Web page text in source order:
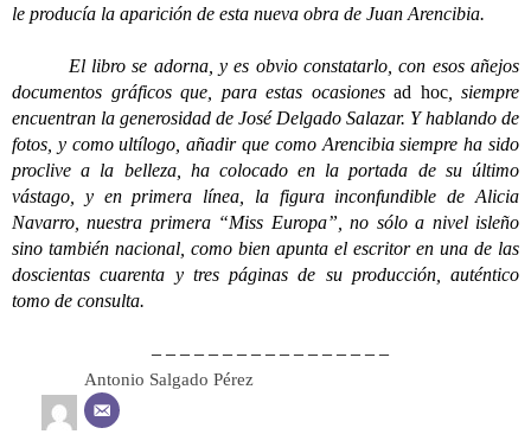
le producía la aparición de esta nueva obra de Juan Arencibia.
El libro se adorna, y es obvio constatarlo, con esos añejos
documentos gráficos que, para estas ocasiones ad hoc, siempre
encuentran la generosidad de José Delgado Salazar. Y hablando de
fotos, y como ultílogo, añadir que como Arencibia siempre ha sido
proclive a la belleza, ha colocado en la portada de su último
vástago, y en primera línea, la figura inconfundible de Alicia
Navarro, nuestra primera “Miss Europa”, no sólo a nivel isleño
sino también nacional, como bien apunta el escritor en una de las
doscientas cuarenta y tres páginas de su producción, auténtico
tomo de consulta.
– – – – – – – – – – – – – – – – –
Antonio Salgado Pérez